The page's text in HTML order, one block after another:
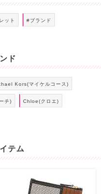
ット #ブランド
ド
Kors(マイケルコース)
チ) Chloe(クロエ)
テム